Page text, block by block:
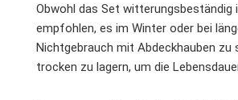
Obwohl das Set witterungsbeständig
empfohlen, es im Winter oder bei
Nichtgebrauch mit Abdeckhauben zu
trocken zu lagern, um die